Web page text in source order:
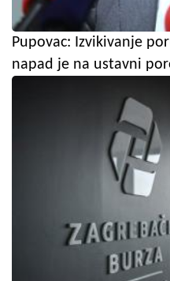
Pupovac: Izvikivanje
napad je na ustavni